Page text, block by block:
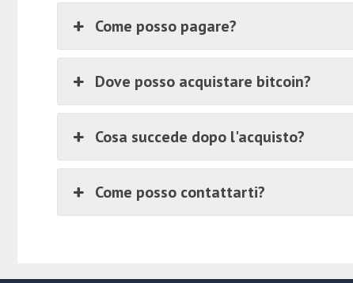
Come posso pagare?
Dove posso acquistare bitcoin?
Cosa succede dopo l'acquisto?
Come posso contattarti?